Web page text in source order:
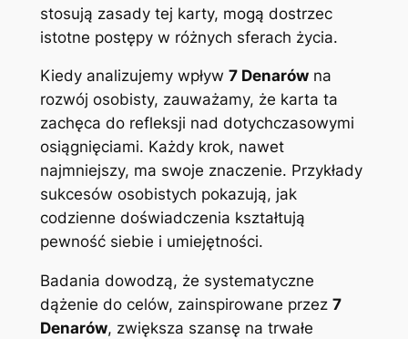
stosują zasady tej karty, mogą dostrzec
istotne postępy w różnych sferach życia.
Kiedy analizujemy wpływ 7 Denarówna
rozwój osobisty, zauważamy, że karta ta
zachęca do refleksji nad dotychczasowymi
osiągnięciami. Każdy krok, nawet
najmniejszy, ma swoje znaczenie. Przykłady
sukcesów osobistych pokazują, jak
codzienne doświadczenia kształtują
pewność siebie i umiejętności.
Badania dowodzą, że systematyczne
dążenie do celów, zainspirowane przez 7
Denarów, zwiększa szansę na trwałe